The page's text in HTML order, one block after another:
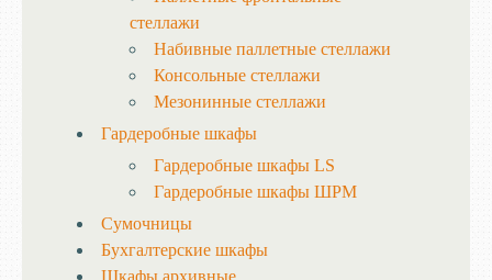
стеллажи
Набивные паллетные стеллажи
Консольные стеллажи
Мезонинные стеллажи
Гардеробные шкафы
Гардеробные шкафы LS
Гардеробные шкафы ШРМ
Сумочницы
Бухгалтерские шкафы
Шкафы архивные